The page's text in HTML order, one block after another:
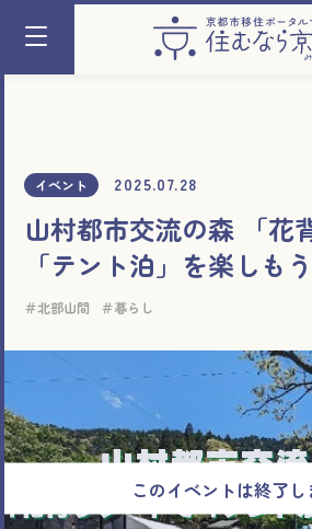
イベント 2025.07.28
山村都市交流の森 「花
「テント泊」を楽しも
北部山間 暮らし